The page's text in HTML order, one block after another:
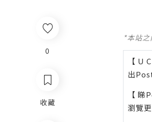
0
收藏
*本站
【 U
出
【 睇
瀏覽